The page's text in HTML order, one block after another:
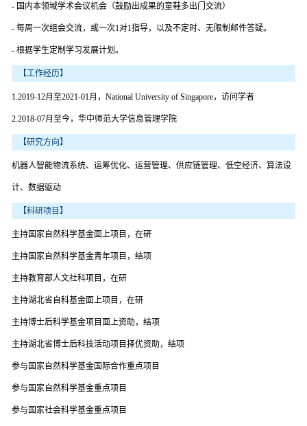
- 国内本领域学术会议机会（鼓励出成果的童鞋多出门交流）
- 每周一次组会交流，或一次1对1指导，以及不定时、无限制邮件答疑。
- 根据学生定制学习发展计划。
【工作经历】
1.2019-12月至2021-01月，National University of Singapore，访问学者
2.2018-07月至今，华中师范大学信息管理学院
【研究方向】
机器人智能物流系统、运筹优化、运营管理、供应链管理、低空经济、算法设
计、数据驱动
【科研项目】
主持国家自然科学基金面上项目，在研
主持国家自然科学基金青年项目，结项
主持教育部人文社科项目，在研
主持湖北省自科基金面上项目，在研
主持博士后科学基金项目面上资助，结项
主持湖北省博士后科技活动项目择优资助，结项
参与国家自然科学基金国际合作重点项目
参与国家自然科学基金重点项目
参与国家社会科学基金重点项目